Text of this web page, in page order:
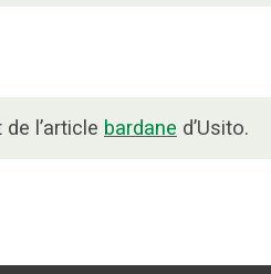
l’article bardane d’Usito.